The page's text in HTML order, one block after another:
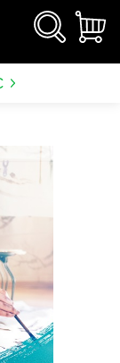
ログイン
ン（CD）
ン
闘技